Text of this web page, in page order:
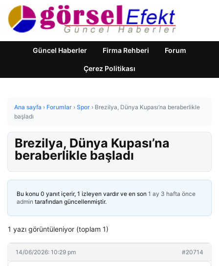
Güncel Haberler Firma Rehberi Forum
Çerez Politikası
Ana sayfa › Forumlar › Spor › Brezilya, Dünya Kupası’na beraberlikle
başladı
Brezilya, Dünya Kupası’na
beraberlikle başladı
Bu konu 0 yanıt içerir, 1 izleyen vardır ve en son 1 ay 3 hafta önce
admin tarafından güncellenmiştir.
1 yazı görüntüleniyor (toplam 1)
14/06/2026: 10:29 pm #20714